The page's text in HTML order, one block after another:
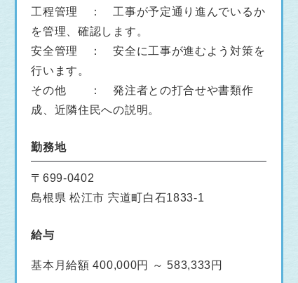
工程管理 ： 工事が予定通り進んでいるか
を管理、確認します。
安全管理 ： 安全に工事が進むよう対策を
行います。
その他 ： 発注者との打合せや書類作
成、近隣住民への説明。
勤務地
〒699-0402
島根県 松江市 宍道町白石1833-1
給与
基本月給額 400,000円 ～ 583,333円